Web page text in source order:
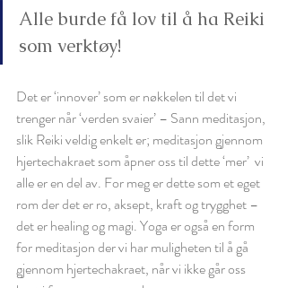
Alle burde få lov til å ha Reiki
som verktøy!
Det er ‘innover’ som er nøkkelen til det vi
trenger når ‘verden svaier’ – Sann meditasjon,
slik Reiki veldig enkelt er; meditasjon gjennom
hjertechakraet som åpner oss til dette ‘mer’  vi
alle er en del av. For meg er dette som et eget
rom der det er ro, aksept, kraft og trygghet –
det er healing og magi. Yoga er også en form
for meditasjon der vi har muligheten til å gå
gjennom hjertechakraet, når vi ikke går oss